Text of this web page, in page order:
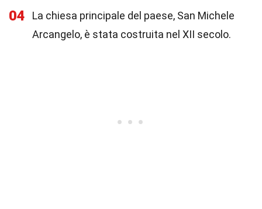
04
La chiesa principale del paese, San Michele
Arcangelo, è stata costruita nel XII secolo.